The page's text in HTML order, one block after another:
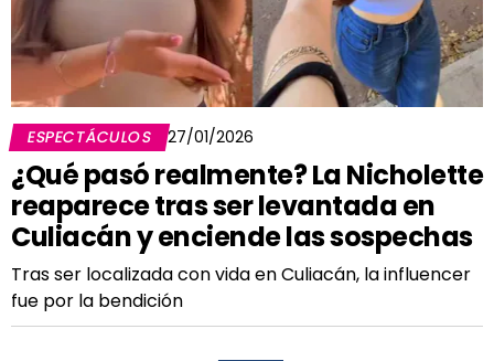
ESPECTÁCULOS 27/01/2026
¿Qué pasó realmente? La Nicholette
reaparece tras ser levantada en
Culiacán y enciende las sospechas
Tras ser localizada con vida en Culiacán, la influencer
fue por la bendición